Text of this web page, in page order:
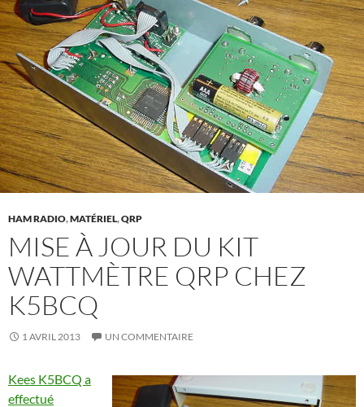
HAM RADIO,MATÉRIEL,QRP
MISE À JOUR DU KIT
WATTMÈTRE QRP CHEZ
K5BCQ
1 AVRIL 2013 UN COMMENTAIRE
Kees K5BCQ a
effectué